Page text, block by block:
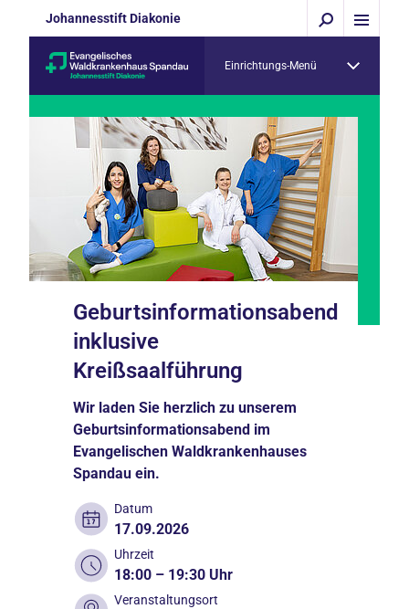
Johannesstift Diakonie
Einrichtungs-Menü
Geburtsinformationsabend
inklusive
Kreißsaalführung
Wir laden Sie herzlich zu unserem
Geburtsinformationsabend im
Evangelischen Waldkrankenhauses
Spandau ein.
Datum
17.09.2026
Uhrzeit
18:00 – 19:30 Uhr
Veranstaltungsort